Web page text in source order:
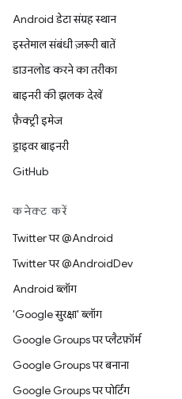
Android डेटा संग्रह स्थान
इस्तेमाल संबंधी ज़रूरी बातें
डाउनलोड करने का तरीका
बाइनरी की झलक देखें
फ़ैक्ट्री इमेज
ड्राइवर बाइनरी
GitHub
कनेक्ट करें
Twitter पर @Android
Twitter पर @AndroidDev
Android ब्लॉग
'Google सुरक्षा' ब्लॉग
Google Groups पर प्लैटफ़ॉर्म
Google Groups पर बनाना
Google Groups पर पोर्टिंग